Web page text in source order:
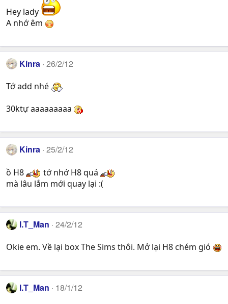
Hey lady
A nhớ êm
Kinra 26/2/12
Tớ add nhé
30ktự aaaaaaaaa
Kinra 25/2/12
ồ H8
tớ nhớ H8 quá
mà lâu lắm mới quay lại :(
I.T_Man 24/2/12
Okie em. Về lại box The Sims thôi. Mở lại H8 chém gió
I.T_Man 18/1/12